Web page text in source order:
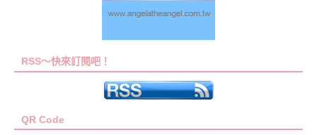
RSS～快來訂閱吧！
QR Code